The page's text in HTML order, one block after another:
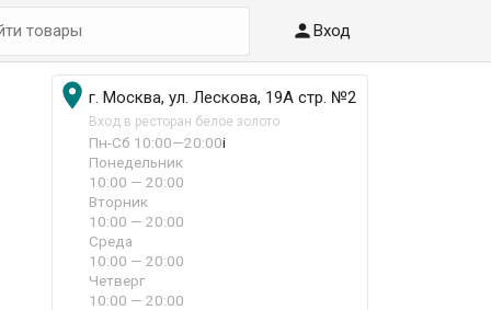
Вход
 г. Москва, ул. Лескова, 19А стр. №2
Вход в ресторан белое золото
Пн-Сб 10:00—20:00i
Понедельник
10:00 — 20:00
Вторник
10:00 — 20:00
Среда
10:00 — 20:00
Четверг
10:00 — 20:00